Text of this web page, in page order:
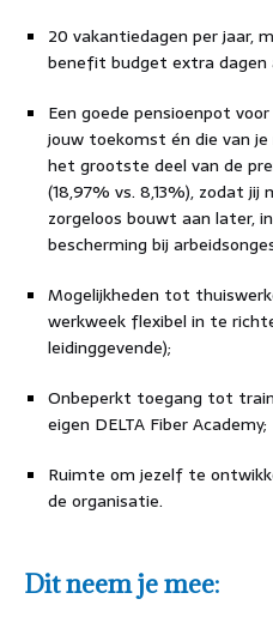
20 vakantiedagen per jaar,
benefit budget extra
Een goede pensioenpot
jouw toekomst én die van
het grootste deel van de
(18,97% vs. 8,13%), zodat
zorgeloos bouwt aan later,
bescherming bij
Mogelijkheden tot
werkweek flexibel in te
leidinggevende);
Onbeperkt toegang tot
eigen DELTA Fiber Academy;
Ruimte om jezelf te
de organisatie.
Dit neem je mee: